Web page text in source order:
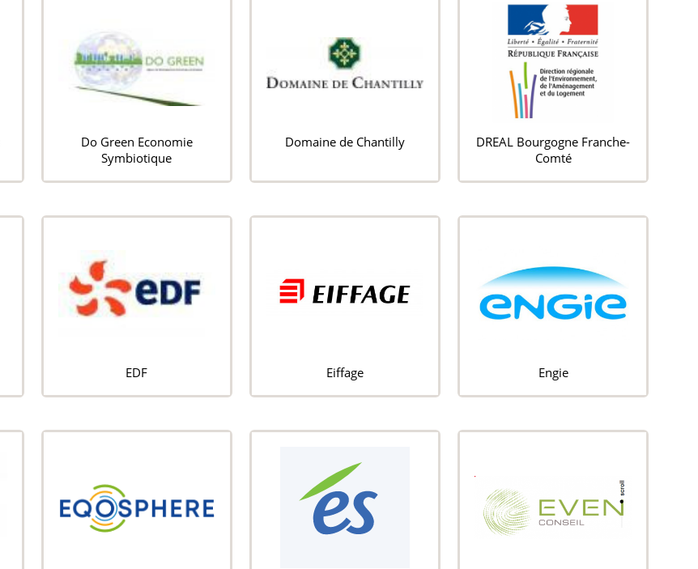
Do Green Economie
Symbiotique
Domaine de Chantilly
DREAL Bourgogne Franche-
Comté
EDF Eiffage Engie